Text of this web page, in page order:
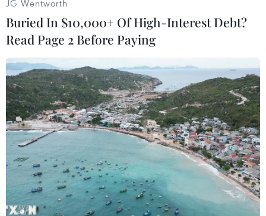
Hạm đội 7 đóng tại Yokosuka, Nhật Bản, trong
khi 3 chiến hạm này thuộc biên chế của Hạm
đội 3 tại San Diego.
Việc điều động chiến hạm của Hạm đội 3 đến
Biển Đông là cho thấy hải quân Mỹ có thể cơ
động đến các địa bàn khác nhau./.
(Vietnam+)
JG Wentworth
Buried In $10,000+ Of High-Interest Debt?
Read Page 2 Before Paying